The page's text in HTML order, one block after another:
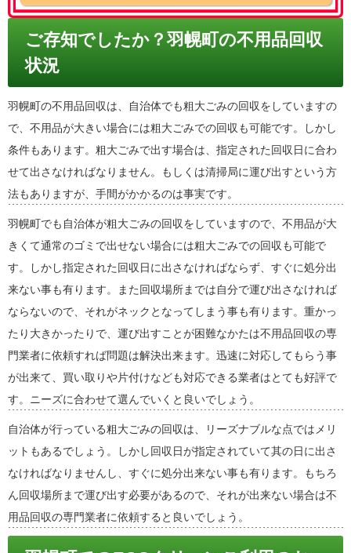
ご存知でしたか？羽幌町の不用品回収
状況
羽幌町の不用品回収は、自治体でも粗大ごみの回収をしていますの
で、不用品が大きい場合には粗大ごみでの回収も可能です。しかし
条件もあります。粗大ごみで出す場合は、指定された回収日に合わ
せて出さなければなりません。もしくは清掃局に運び出すという方
法もありますが、手間がかかるのは事実です。
羽幌町でも自治体が粗大ごみの回収をしていますので、不用品が大
きくて通常のゴミで出せない場合には粗大ごみでの回収も可能で
す。しかし指定された回収日に出さなければならず、すぐに処分出
来ない事も有ります。また回収場所までは自分で運び出さなければ
ならないので、それがネックとなってしまう事も有ります。重かっ
たり大きかったりで、運び出すことが困難なかたは不用品回収の専
門業者に依頼すれば問題は解決出来ます。迅速に対応してもらう事
が出来て、買い取りや片付けなども対応できる業者はとても好評で
す。ニーズに合わせて選んでいくと良いでしょう。
自治体が行っている粗大ごみの回収は、リーズナブルな点ではメリ
ットもあるでしょう。しかし回収日が指定されていて其の日に出さ
なければなりませんし、すぐに処分出来ない事も有ります。もちろ
ん回収場所まで運び出す必要があるので、それが出来ない場合は不
用品回収の専門業者に依頼すると良いでしょう。